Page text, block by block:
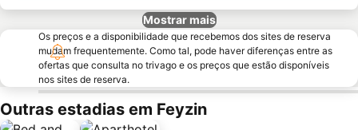
Mostrar mais
Os preços e a disponibilidade que recebemos dos sites de reserva
mudam frequentemente. Como tal, pode haver diferenças entre as
ofertas que consulta no trivago e os preços que estão disponíveis
nos sites de reserva.
Outras estadias em Feyzin